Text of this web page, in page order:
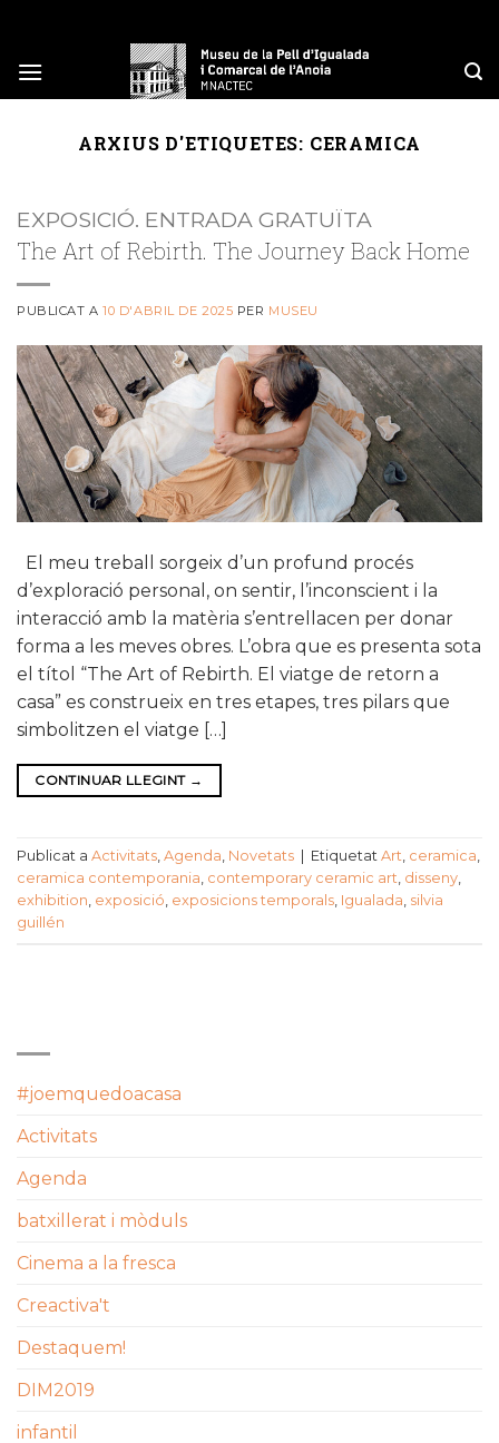
content
ARXIUS D'ETIQUETES: CERAMICA
EXPOSICIÓ. ENTRADA GRATUÏTA
The Art of Rebirth. The Journey Back Home
PUBLICAT A10 D'ABRIL DE 2025 PER MUSEU
El meu treball sorgeix d’un profund procés
d’exploració personal, on sentir, l’inconscient i la
interacció amb la matèria s’entrellacen per donar
forma a les meves obres. L’obra que es presenta sota
el títol “The Art of Rebirth. El viatge de retorn a
casa” es construeix en tres etapes, tres pilars que
simbolitzen el viatge […]
CONTINUAR LLEGINT →
Publicat a Activitats, Agenda, Novetats Etiquetat Art, ceramica,
ceramica contemporania, contemporary ceramic art, disseny,
exhibition, exposició, exposicions temporals, Igualada, silvia
guillén
#joemquedoacasa
Activitats
Agenda
batxillerat i mòduls
Cinema a la fresca
Creactiva't
Destaquem!
DIM2019
infantil